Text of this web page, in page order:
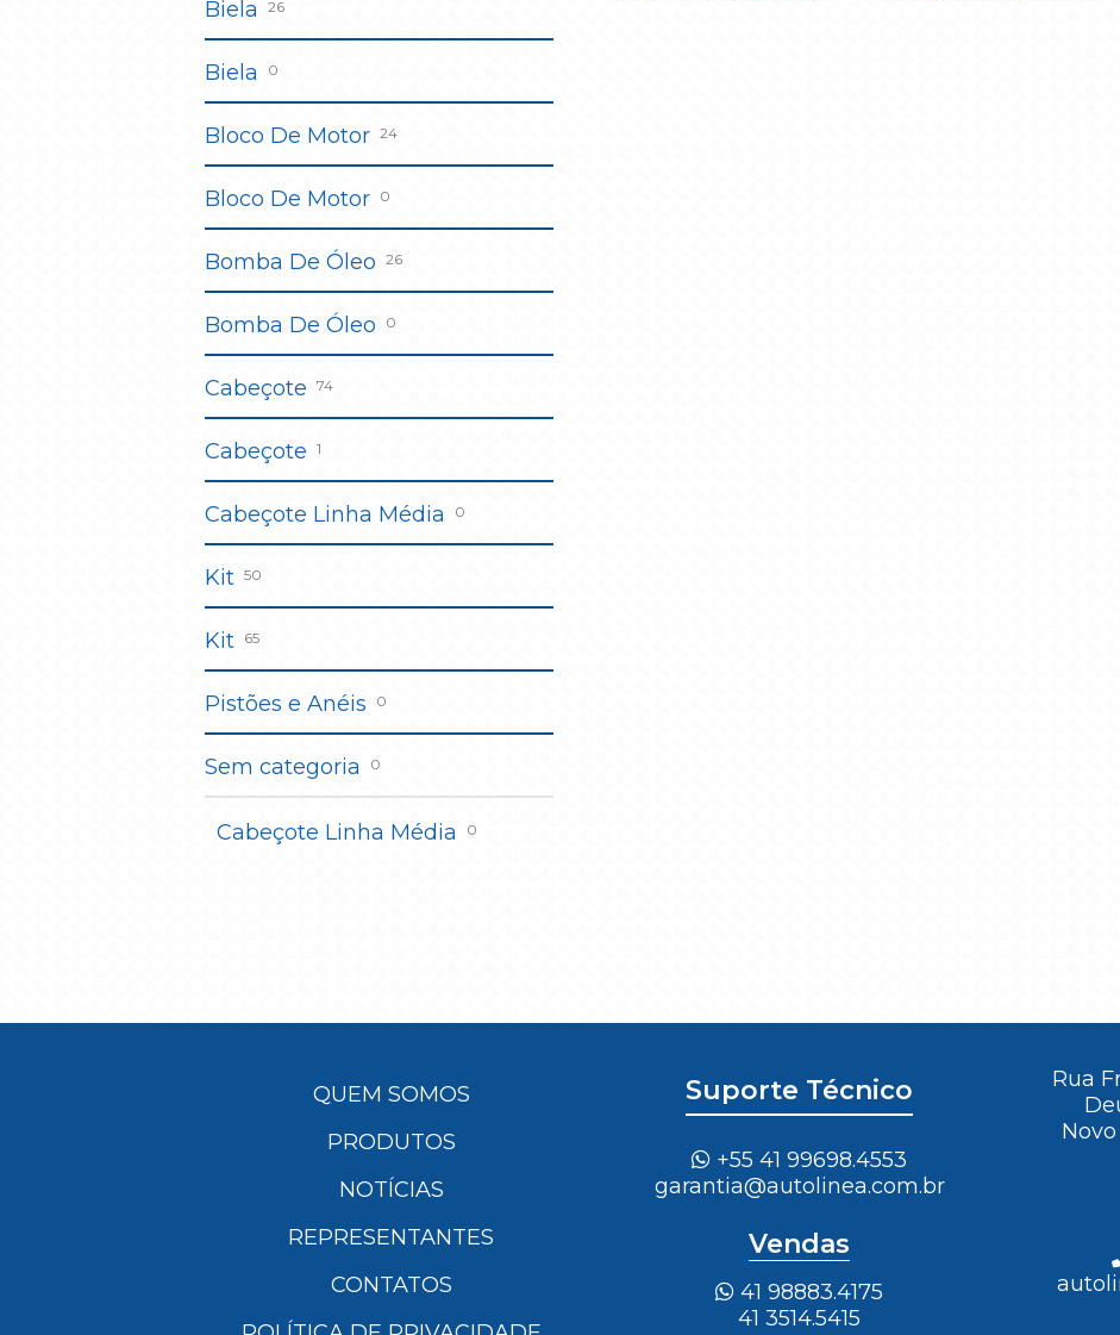
Biela 26
Biela 0
Bloco De Motor 24
Bloco De Motor 0
Bomba De Óleo 26
Bomba De Óleo 0
Cabeçote 74
Cabeçote 1
Cabeçote Linha Média 0
Kit 50
Kit 65
Pistões e Anéis 0
Sem categoria 0
Cabeçote Linha Média 0
QUEM SOMOS
PRODUTOS
NOTÍCIAS
REPRESENTANTES
CONTATOS
Suporte Técnico
+55 41 99698.4553
garantia@autolinea.com.br
Vendas
41 98883.4175
41 3514.5415
Rua